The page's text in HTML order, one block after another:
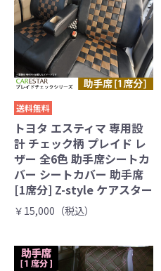
送料無料
トヨタ エスティマ 専用設
計 チェック柄 プレイド レ
ザー 全6色 助手席シートカ
バー シートカバー 助手席
[1席分] Z-style ケアスター
￥15,000（税込）